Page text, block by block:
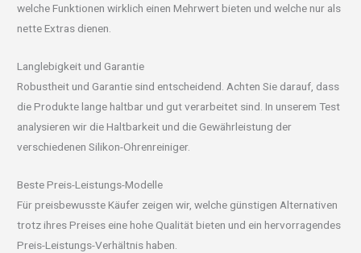
welche Funktionen wirklich einen Mehrwert bieten und welche nur als
nette Extras dienen.
Langlebigkeit und Garantie
Robustheit und Garantie sind entscheidend. Achten Sie darauf, dass
die Produkte lange haltbar und gut verarbeitet sind. In unserem Test
analysieren wir die Haltbarkeit und die Gewährleistung der
verschiedenen Silikon-Ohrenreiniger.
Beste Preis-Leistungs-Modelle
Für preisbewusste Käufer zeigen wir, welche günstigen Alternativen
trotz ihres Preises eine hohe Qualität bieten und ein hervorragendes
Preis-Leistungs-Verhältnis haben.